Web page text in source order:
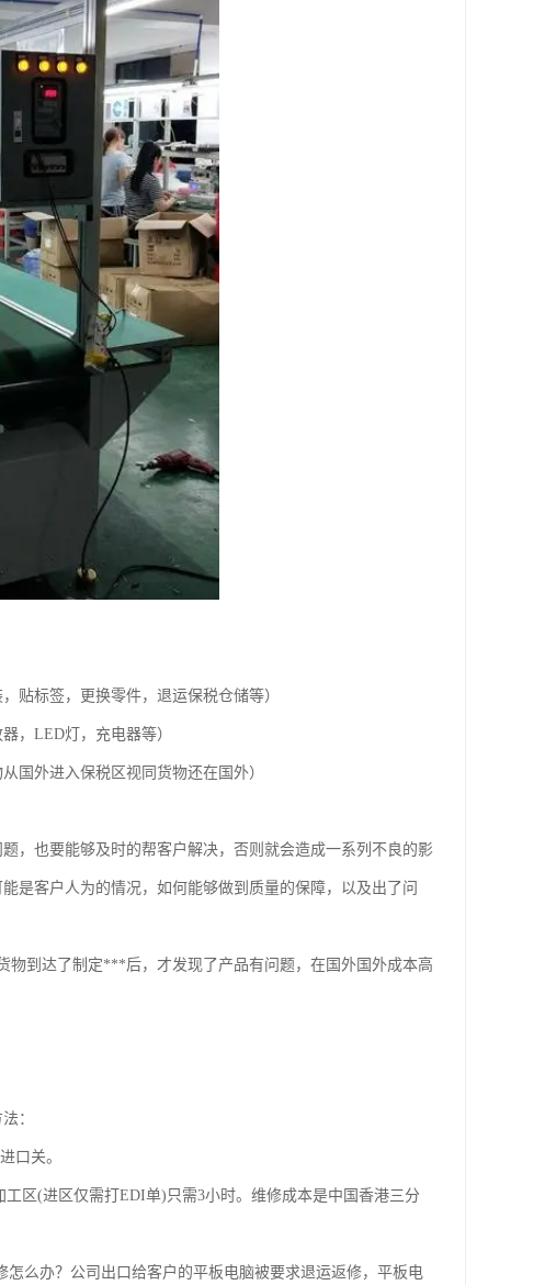
标签，更换零件，退运保税仓储等）
，LED灯，充电器等）
外进入保税区视同货物还在国外）
也要能够及时的帮客户解决，否则就会造成一系列不良的影
是客户人为的情况，如何能够做到质量的保障，以及出了问
到达了制定***后，才发现了产品有问题，在国外国外成本高
：
口关。
(进区仅需打EDI单)只需3小时。维修成本是中国香港三分
么办？公司出口给客户的平板电脑被要求退运返修，平板电